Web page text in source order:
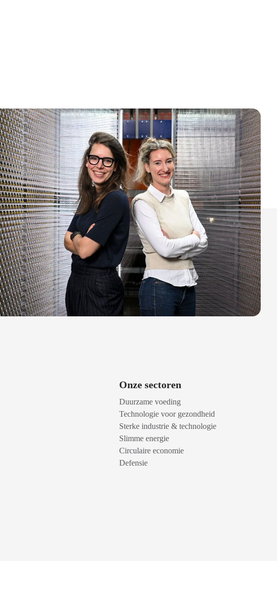
Onze sectoren
Duurzame voeding
Technologie voor gezondheid
Sterke industrie & technologie
Slimme energie
Circulaire economie
Defensie